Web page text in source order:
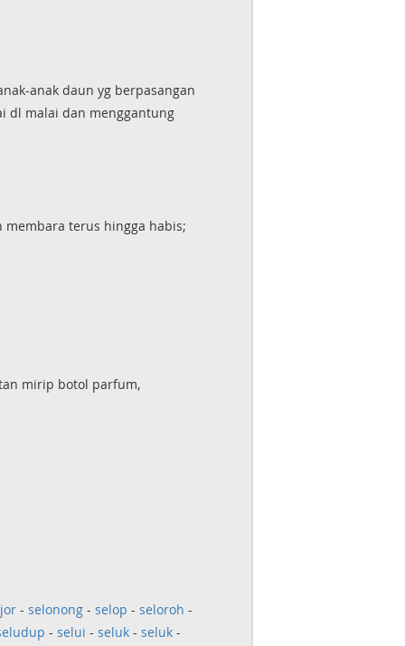
anak daun yg berpasangan
dl malai dan menggantung
terus hingga habis;
mirip botol parfum,
- selonong- selop - seloroh -
- selui - seluk- seluk-